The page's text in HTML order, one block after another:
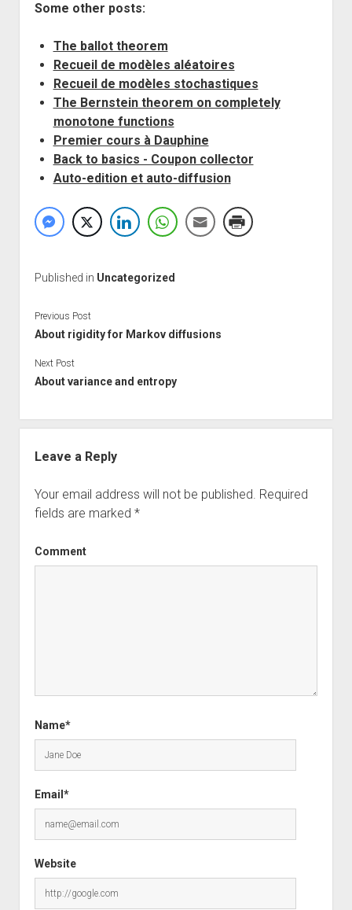
Some other posts:
The ballot theorem
Recueil de modèles aléatoires
Recueil de modèles stochastiques
The Bernstein theorem on completely
monotone functions
Premier cours à Dauphine
Back to basics - Coupon collector
Auto-edition et auto-diffusion
Published in Uncategorized
Previous Post
About rigidity for Markov diffusions
Next Post
About variance and entropy
Leave a Reply
Your email address will not be published. Required
fields are marked *
Comment
Name*
Email*
Website